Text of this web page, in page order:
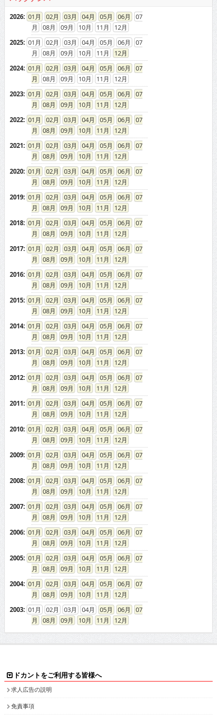
2026: 01 02 03 04 05 06
07
08
09 10 11
12
2025: 01 02 03 04 05 06
07
08
09 10 11
12
2024: 01 02 03 04 05 06
07
08
09 10 11
12
2023: 01 02 03 04 05 06
07
08
09 10 11
12
2022: 01 02 03 04 05 06
07
08
09 10 11
12
2021: 01 02 03 04 05 06
07
08
09 10 11
12
2020: 01 02 03 04 05 06
07
08
09 10 11
12
2019: 01 02 03 04 05 06
07
08
09 10 11
12
2018: 01 02 03 04 05 06
07
08
09 10 11
12
2017: 01 02 03 04 05 06
07
08
09 10 11
12
2016: 01 02 03 04 05 06
07
08
09 10 11
12
2015: 01 02 03 04 05 06
07
08
09 10 11
12
2014: 01 02 03 04 05 06
07
08
09 10 11
12
2013: 01 02 03 04 05 06
07
08
09 10 11
12
2012: 01 02 03 04 05 06
07
08
09 10 11
12
2011: 01 02 03 04 05 06
07
08
09 10 11
12
2010: 01 02 03 04 05 06
07
08
09 10 11
12
2009: 01 02 03 04 05 06
07
08
09 10 11
12
2008: 01 02 03 04 05 06
07
08
09 10 11
12
2007: 01 02 03 04 05 06
07
08
09 10 11
12
2006: 01 02 03 04 05 06
07
08
09 10 11
12
2005: 01 02 03 04 05 06
07
08
09 10 11
12
2004: 01 02 03 04 05 06
07
08
09 10 11
12
2003: 01 02 03 04 05 06
07
08
09 10 11 12
ドカントをご利用する皆様へ
求人広告の説明
免責事項